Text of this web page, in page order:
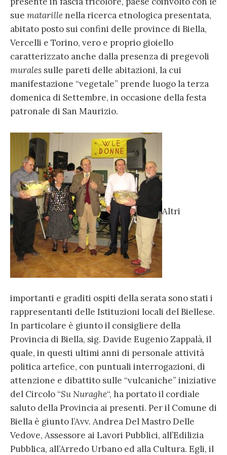
sue matarille nella ricerca etnologica presentata,
abitato posto sui confini delle province di Biella,
Vercelli e Torino, vero e proprio gioiello
caratterizzato anche dalla presenza di pregevoli
murales sulle pareti delle abitazioni, la cui
manifestazione “vegetale” prende luogo la terza
domenica di Settembre, in occasione della festa
patronale di San Maurizio.
Altri
importanti e graditi ospiti della serata sono stati i
rappresentanti delle Istituzioni locali del Biellese.
In particolare è giunto il consigliere della
Provincia di Biella, sig. Davide Eugenio Zappalà, il
quale, in questi ultimi anni di personale attività
politica artefice, con puntuali interrogazioni, di
attenzione e dibattito sulle “vulcaniche” iniziative
del Circolo “Su Nuraghe“, ha portato il cordiale
saluto della Provincia ai presenti. Per il Comune di
Biella è giunto l’Avv. Andrea Del Mastro Delle
Vedove, Assessore ai Lavori Pubblici, all’Edilizia
Pubblica, all’Arredo Urbano ed alla Cultura. Egli, il